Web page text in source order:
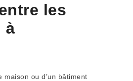
les
à
maison ou d’un bâtiment